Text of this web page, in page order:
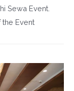
Sewa Event.
Event